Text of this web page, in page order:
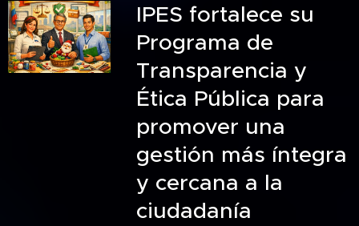
IPES fortalece su
Programa de
Transparencia y
Ética Pública para
promover una
gestión más íntegra
y cercana a la
ciudadanía